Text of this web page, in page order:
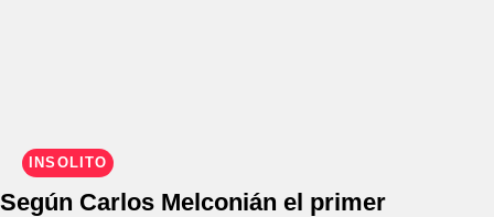
INSÓLITO
Según Carlos Melconián el primer